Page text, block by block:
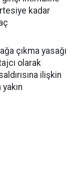
kadar
çıkma yasağı
olarak
ilişkin